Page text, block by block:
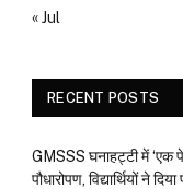
« Jul
RECENT POSTS
GMSSS घनाहट्टी में ‘एक
पौधारोपण, विद्यार्थियों ने